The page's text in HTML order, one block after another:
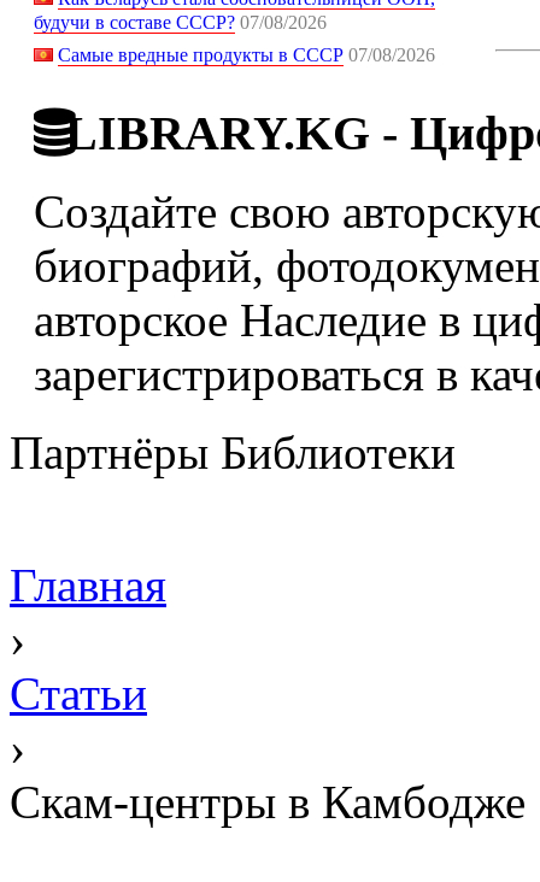
будучи в составе СССР? 07/08/2026
Самые вредные продукты в СССР 07/08/2026
LIBRARY.KG -
Создайте свою
биографий,
авторское Наследие в
зарегистрироваться в
Партнёры Библиотеки
Главная
›
Статьи
›
Скам-центры в Камбодже